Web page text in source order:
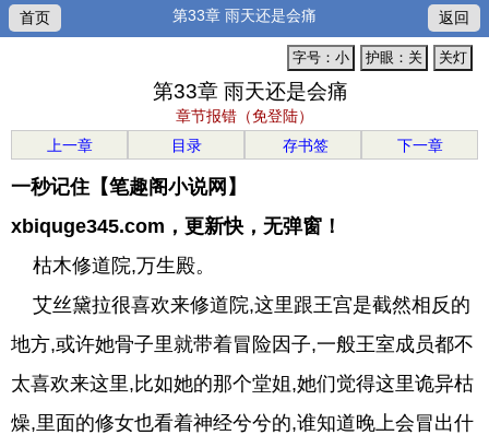
首页 第33章 雨天还是会痛 返回
关灯
护眼：关
字号：小
第33章 雨天还是会痛
章节报错（免登陆）
上一章
目录 存书签 下一章
一秒记住【笔趣阁小说网】
xbiquge345.com，更新快，无弹窗！
枯木修道院,万生殿。
艾丝黛拉很喜欢来修道院,这里跟王宫是截然相反的
地方,或许她骨子里就带着冒险因子,一般王室成员都不
太喜欢来这里,比如她的那个堂姐,她们觉得这里诡异枯
燥,里面的修女也看着神经兮兮的,谁知道晚上会冒出什